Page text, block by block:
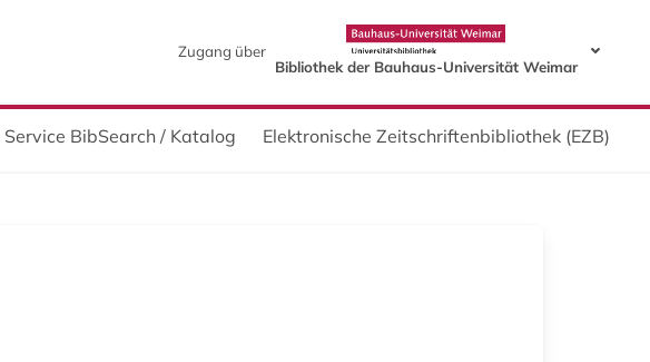
Zugang über
Bibliothek der Bauhaus-Universität Weimar
BibSearch / Katalog Elektronische Zeitschriftenbibliothek (EZB)